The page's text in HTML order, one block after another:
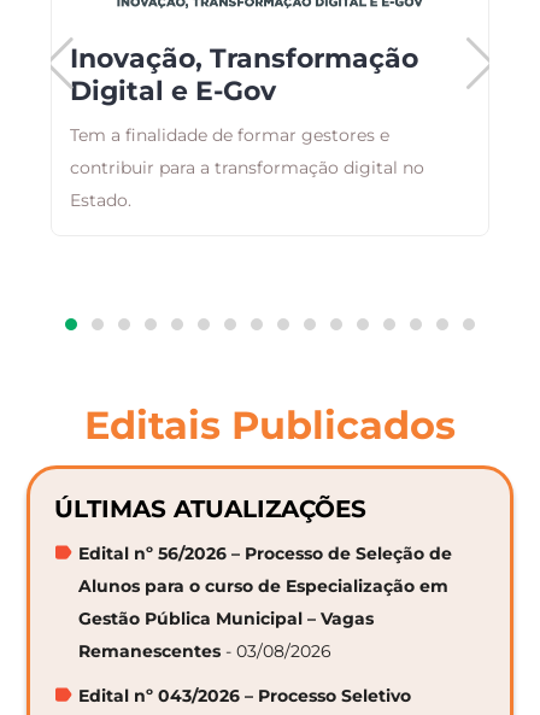
Inovação, Transformação
Digital e E-Gov
Tem a finalidade de formar gestores e
contribuir para a transformação digital no
Estado.
Editais Publicados
ÚLTIMAS ATUALIZAÇÕES
Edital nº 56/2026 – Processo de Seleção de
Alunos para o curso de Especialização em
Gestão Pública Municipal – Vagas
Remanescentes - 03/08/2026
Edital nº 043/2026 – Processo Seletivo